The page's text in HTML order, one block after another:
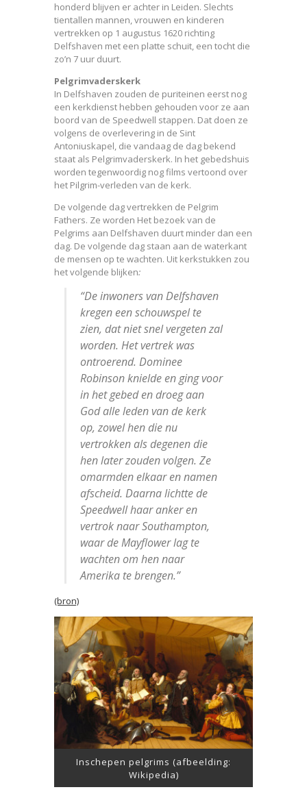
honderd blijven er achter in Leiden. Slechts
tientallen mannen, vrouwen en kinderen
vertrekken op 1 augustus 1620 richting
Delfshaven met een platte schuit, een tocht die
zo’n 7 uur duurt.
Pelgrimvaderskerk
In Delfshaven zouden de puriteinen eerst nog
een kerkdienst hebben gehouden voor ze aan
boord van de Speedwell stappen. Dat doen ze
volgens de overlevering in de Sint
Antoniuskapel, die vandaag de dag bekend
staat als Pelgrimvaderskerk. In het gebedshuis
worden tegenwoordig nog films vertoond over
het Pilgrim-verleden van de kerk.
De volgende dag vertrekken de Pelgrim
Fathers. Ze worden Het bezoek van de
Pelgrims aan Delfshaven duurt minder dan een
dag. De volgende dag staan aan de waterkant
de mensen op te wachten. Uit kerkstukken zou
het volgende blijken:
“De inwoners van Delfshaven
kregen een schouwspel te
zien, dat niet snel vergeten zal
worden. Het vertrek was
ontroerend. Dominee
Robinson knielde en ging voor
in het gebed en droeg aan
God alle leden van de kerk
op, zowel hen die nu
vertrokken als degenen die
hen later zouden volgen. Ze
omarmden elkaar en namen
afscheid. Daarna lichtte de
Speedwell haar anker en
vertrok naar Southampton,
waar de Mayflower lag te
wachten om hen naar
Amerika te brengen.”
(bron)
Inschepen pelgrims (afbeelding:
Wikipedia)